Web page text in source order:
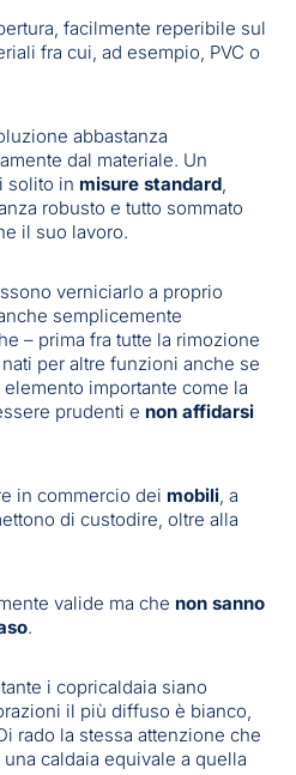
facilmente reperibile sul
fra cui, ad esempio, PVC o
abbastanza
dal materiale. Un
solito in misure standard
robusto e tutto sommato
il suo lavoro.
verniciarlo a proprio
semplicemente
– prima fra tutte la rimozione
per altre funzioni anche se
importante come la
prudenti e non affidarsi
in commercio dei mobili , a
di custodire, oltre alla
valide ma che non sanno
.
i copricaldaia siano
il più diffuso è bianco,
rado la stessa attenzione che
caldaia equivale a quella